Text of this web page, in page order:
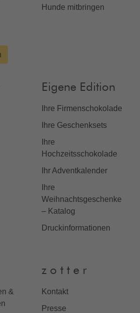
Hunde mitbringen
Eigene Edition
Ihre Firmenschokolade
Ihre Geschenksets
Ihre
Hochzeitsschokolade
Ihr Adventkalender
Ihre
Weihnachtsgeschenke
– Katalog
Druckinformationen
&
z o t t e r
Kontakt
Presse